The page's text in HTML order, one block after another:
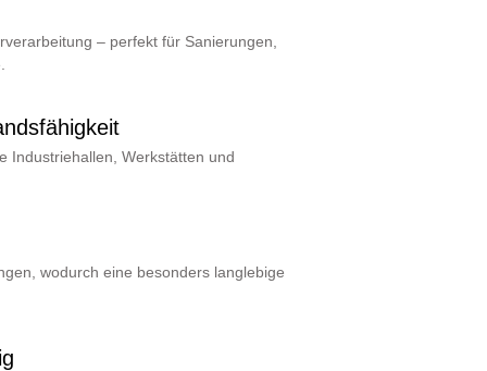
– perfekt für Sanierungen,
Industriehallen, Werkstätten und
wodurch eine besonders langlebige